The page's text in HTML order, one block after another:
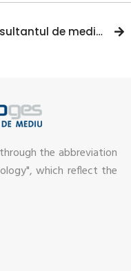
Consultantul de mediu pe intelesul tuturor
the abbreviation
which reflect the